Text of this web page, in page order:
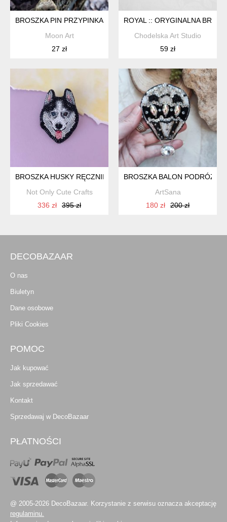
BROSZKA PIN PRZYPINKA BIUST 1 NA DZIEŃ KOBIET
Moon Art
27 zł
ROYAL :: ORYGINALNA
Chodelska Art Studio
59 zł
BROSZKA HUSKY RĘCZNIE HAFTOWANA KORALIKAMI
Not Only Cute Crafts
336 zł
395 zł
BROSZKA BALON
ArtSana
180 zł
200 zł
DECOBAZAAR
O nas
Biuletyn
Dane osobowe
Pliki Cookies
POMOC
Jak kupować
Jak sprzedawać
Kontakt
Sprzedawaj w DecoBazaar
PŁATNOŚCI
@ 2005-2026 DecoBazaar. Korzystanie z serwisu oznacza akceptację
regulaminu.